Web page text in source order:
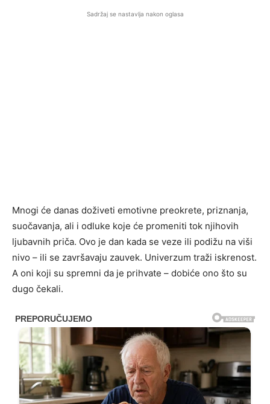
Sadržaj se nastavlja nakon oglasa
Mnogi će danas doživeti emotivne preokrete, priznanja,
suočavanja, ali i odluke koje će promeniti tok njihovih
ljubavnih priča. Ovo je dan kada se veze ili podižu na viši
nivo – ili se završavaju zauvek. Univerzum traži iskrenost.
A oni koji su spremni da je prihvate – dobiće ono što su
dugo čekali.